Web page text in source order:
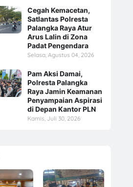
Cegah Kemacetan,
Satlantas Polresta
Palangka Raya Atur
Arus Lalin di Zona
Padat Pengendara
Selasa, Agustus 04, 2026
Pam Aksi Damai,
Polresta Palangka
Raya Jamin Keamanan
Penyampaian Aspirasi
di Depan Kantor PLN
Kamis, Juli 30, 2026